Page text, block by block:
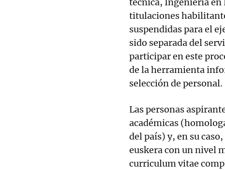
titulaciones
suspendidas para el
sido separada del
participar en este
de la herramienta
selección de personal.
Las personas
académicas
del país) y, en su
euskera con un nivel
curriculum vitae